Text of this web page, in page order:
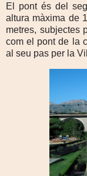
El pont és del
altura màxima de
metres, subjectes
com el pont de la
al seu pas per la